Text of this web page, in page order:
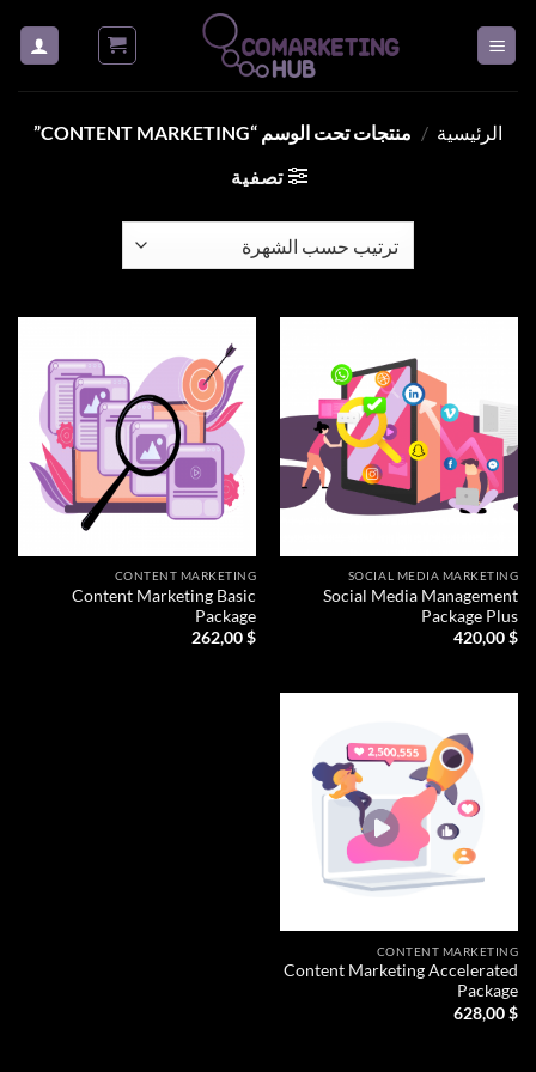
للمحتوى
الرئيسية / منتجات تحت الوسم “CONTENT MARKETING”
تصفية
SOCIAL MEDIA MARKETING
Social Media Management
Package Plus
420,00$
CONTENT MARKETING
Content Marketing Basic
Package
262,00$
CONTENT MARKETING
Content Marketing Accelerated
Package
628,00$